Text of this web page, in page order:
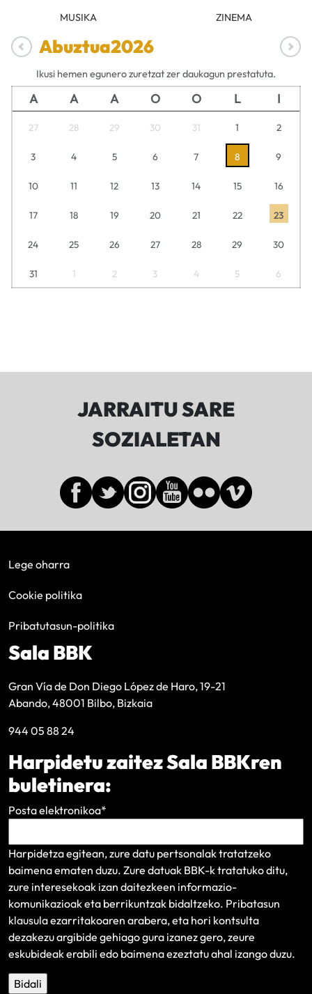
MUSIKA ZINEMA
Abuztua2026
Ikusi hemen egunero zuretzat zer daukagun prestatuta.
A A A O O L I
27 28 29 30 31 1 2
3 4 5 6 7 8 9
10 11 12 13 14 15 16
17 18 19 20 21 22 23
24 25 26 27 28 29 30
31 1 2 3 4 5 6
JARRAITU SARE
SOZIALETAN
Lege oharra
Cookie politika
Pribatutasun-politika
Sala BBK
Gran Vía de Don Diego López de Haro, 19-21
Abando, 48001 Bilbo, Bizkaia
944 05 88 24
Harpidetu zaitez Sala BBKren
buletinera:
Posta elektronikoa*
Harpidetza egitean, zure datu pertsonalak tratatzeko
baimena ematen duzu. Zure datuak BBK-k tratatuko ditu,
zure interesekoak izan daitezkeen informazio-
komunikazioak eta berrikuntzak bidaltzeko. Pribatasun
klausulaezarritakoaren arabera, eta hori kontsulta
dezakezu argibide gehiago gura izanez gero, zeure
eskubideak erabili edo baimena ezeztatu ahal izango duzu.